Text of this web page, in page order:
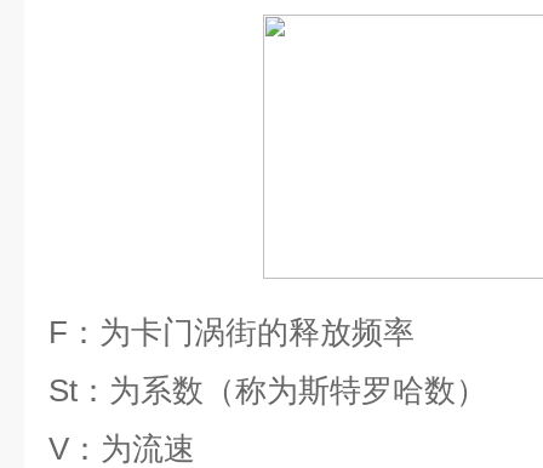
F ：为卡门涡街的释放频率
St ：为系数（称为斯特罗哈数）
V ：为流速